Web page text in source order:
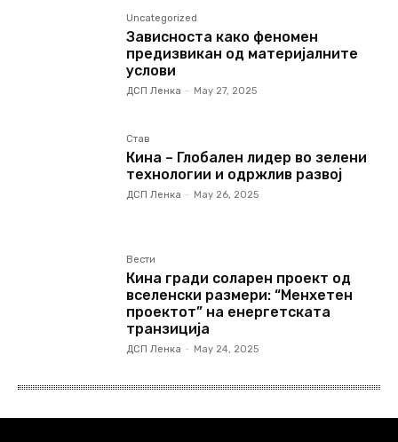
Uncategorized
Зависноста како феномен
предизвикан од материјалните
услови
ДСП Ленка - May 27, 2025
Став
Кина – Глобален лидер во зелени
технологии и одржлив развој
ДСП Ленка - May 26, 2025
Вести
Кина гради соларен проект од
вселенски размери: “Менхетен
проектот” на енергетската
транзиција
ДСП Ленка - May 24, 2025